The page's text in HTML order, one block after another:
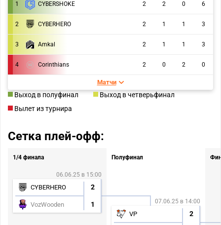
1 CYBERSHOKE 2 2 0 6
2 CYBERHERO 2 1 1 3
3 Amkal 2 1 1 3
4 Corinthians 2 0 2 0
Матчи
Выход в полуфинал
Выход в четверьфинал
Вылет из турнира
Сетка плей-офф:
1/4 финала
06.06.25 в 15:00
CYBERHERO 2
VozWooden 1
Полуфинал
07.06.25 в 14:00
VP 2